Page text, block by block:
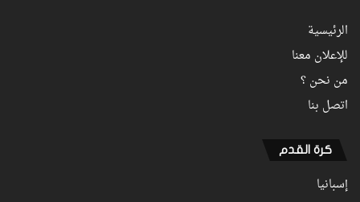
الرئيسية
للإعلان معنا
من نحن ؟
اتصل بنا
كرة القدم
إسبانيا